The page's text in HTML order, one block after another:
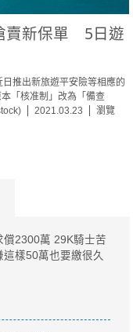
賣新保單 5日遊
推出新旅遊平安險等相應的
「核准制」改為「備查
2021.03.23
瀏覽
償2300萬 29K騎士苦
樣50萬也要繳很久